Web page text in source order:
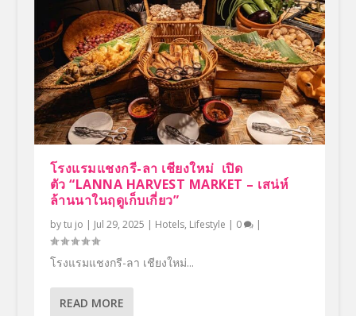
โรงแรมแชงกรี-ลา เชียงใหม่ เปิด
ตัว “LANNA HARVEST MARKET – เสน่ห์
ล้านนาในฤดูเก็บเกี่ยว”
bytu jo | Jul 29, 2025 | Hotels, Lifestyle | 0 |
โรงแรมแชงกรี-ลา เชียงใหม่...
READ MORE